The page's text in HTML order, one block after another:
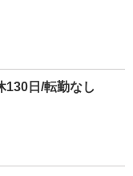
130日/転勤なし